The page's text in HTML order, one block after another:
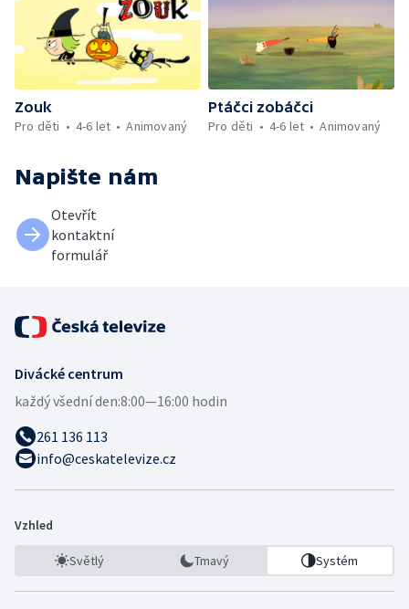
Zouk
Pro děti
4-6 let Animovaný
Ptáčci zobáčci
Pro děti
4-6 let Animovaný
Napište nám
Otevřít
kontaktní
formulář
Divácké centrum
každý všední den:8:00—16:00 hodin
261 136 113
info@ceskatelevize.cz
Vzhled
Světlý Tmavý Systém